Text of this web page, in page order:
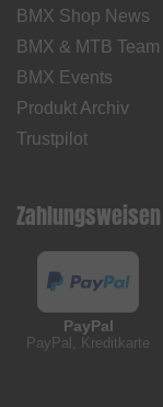
BMX Shop News
BMX & MTB Team
BMX Events
Produkt Archiv
Trustpilot
Zahlungsweisen
PayPal
PayPal, Kreditkarte